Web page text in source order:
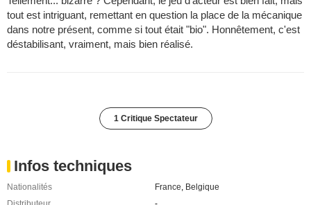
tout est intriguant, remettant en question la place de la mécanique
dans notre présent, comme si tout était "bio". Honnêtement, c'est
déstabilisant, vraiment, mais bien réalisé.
1 Critique Spectateur
Infos techniques
Nationalités France, Belgique